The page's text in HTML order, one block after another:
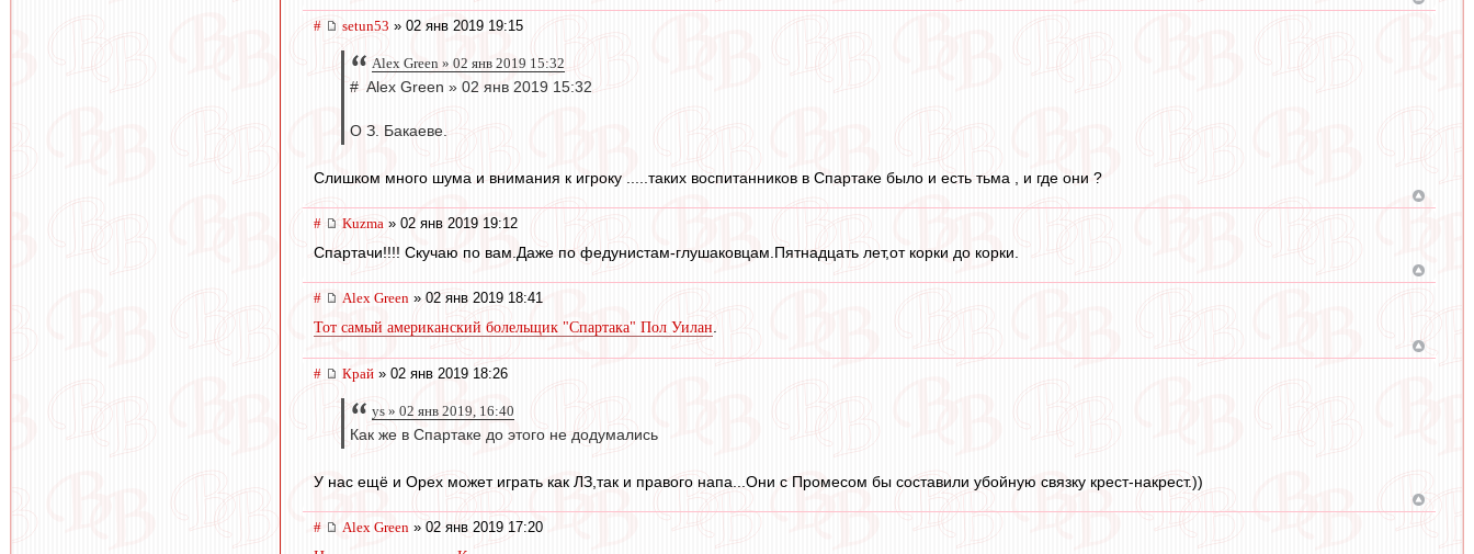
# setun53 » 02 янв 2019 19:15
Alex Green » 02 янв 2019 15:32
# Alex Green » 02 янв 2019 15:32
О З. Бакаеве.
Слишком много шума и внимания к игроку .....таких воспитанников в Спартаке было и есть тьма , и где они ?
# Kuzma » 02 янв 2019 19:12
Спартачи!!!! Скучаю по вам.Даже по федунистам-глушаковцам.Пятнадцать лет,от корки до корки.
# Alex Green » 02 янв 2019 18:41
Тот самый американский болельщик "Спартака" Пол Уилан
# Край » 02 янв 2019 18:26
ys » 02 янв 2019, 16:40
Как же в Спартаке до этого не додумались
У нас ещё и Орех может играть как ЛЗ,так и правого напа...Они с Промесом бы составили убойную связку крест-накрест.))
# Alex Green » 02 янв 2019 17:20